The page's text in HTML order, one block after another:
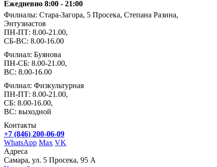
Ежедневно 8:00 - 21:00
Филиалы: Стара-Загора, 5 Просека, Степана Разина,
Энтузиастов
ПН-ПТ: 8.00-21.00,
СБ-ВС: 8.00-16.00
Филиал: Буянова
ПН-СБ: 8.00-21.00,
ВС: 8.00-16.00
Филиал: Физкультурная
ПН-ПТ: 8.00-21.00,
СБ: 8.00-16.00,
ВС: выходной
Контакты
+7 (846) 200-06-09
WhatsApp Max VK
Адреса
Самара, ул. 5 Просека, 95 А